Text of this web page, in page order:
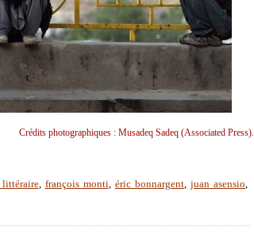
Crédits photographiques : Musadeq Sadeq (Associated Press).
, françois monti, éric bonnargent, juan asensio,